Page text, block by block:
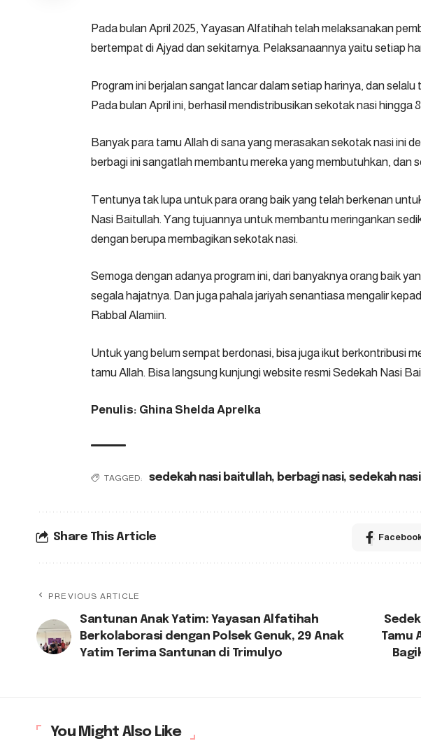
Pada bulan April 2025, Yayasan Alfatihah telah melaksanakan
bertempat di Ajyad dan sekitarnya. Pelaksanaannya yaitu setiap
Program ini berjalan sangat lancar dalam setiap harinya, dan
Pada bulan April ini, berhasil mendistribusikan sekotak nasi hingga
Banyak para tamu Allah di sana yang merasakan sekotak nasi ini
berbagi ini sangatlah membantu mereka yang membutuhkan, dan
Tentunya tak lupa untuk para orang baik yang telah berkenan
Nasi Baitullah. Yang tujuannya untuk membantu meringankan
dengan berupa membagikan sekotak nasi.
Semoga dengan adanya program ini, dari banyaknya orang baik
segala hajatnya. Dan juga pahala jariyah senantiasa mengalir
Rabbal Alamiin.
Untuk yang belum sempat berdonasi, bisa juga ikut berkontribusi
tamu Allah. Bisa langsung kunjungi website resmiSedekah Nasi
Penulis: Ghina Shelda Aprelka
TAGGED: sedekah nasi baitullah, berbagi nasi, sedekah nasi
Share This Article
PREVIOUS ARTICLE
Santunan Anak Yatim: Yayasan Alfatihah
Berkolaborasi dengan Polsek Genuk, 29 Anak
Yatim Terima Santunan di Trimulyo
Tamu
You Might Also Like